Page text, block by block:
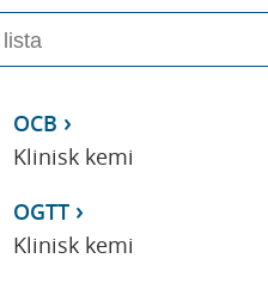
OCB
Klinisk kemi
OGTT
Klinisk kemi